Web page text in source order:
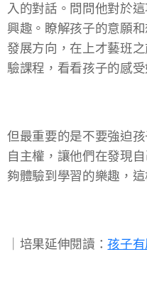
入的對話。問問他對於
興趣。瞭解孩子的意願
發展方向，在上才藝班
驗課程，看看孩子的感受
但最重要的是不要強迫
自主權，讓他們在發現
夠體驗到學習的樂趣，
​｜培果延伸閱讀：孩子